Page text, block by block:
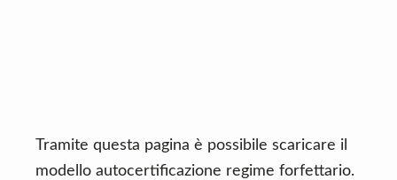
Tramite questa pagina è possibile scaricare il
modello autocertificazione regime forfettario.